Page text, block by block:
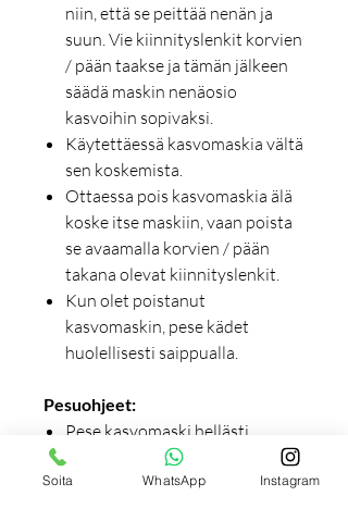
niin, että se peittää nenän ja
suun. Vie kiinnityslenkit korvien
/ pään taakse ja tämän jälkeen
säädä maskin nenäosio
kasvoihin sopivaksi.
Käytettäessä kasvomaskia vältä
sen koskemista.
Ottaessa pois kasvomaskia älä
koske itse maskiin, vaan poista
se avaamalla korvien / pään
takana olevat kiinnityslenkit.
Kun olet poistanut
kasvomaskin, pese kädet
huolellisesti saippualla.
Pesuohjeet:
Pese kasvomaski hellästi
puristellen käsisaippualla ja
haalealla vedellä.
Soita WhatsApp Instagram